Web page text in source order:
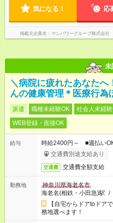
気になる！ 応
掲載元企業名 マンパワーグループ株式会
未
＼病院に疲れたあなたへ
んの健康管理＊医療行為
派遣 職種未経験OK 社会人未経
WEB登録・面接OK
給与
時給2400円～ ■週払い
交通費別途支給あり
交通費 交通費全額支給
勤務地
神奈川県海老名市
海老名(相鉄・小田急)駅 /
【自宅からドアtoドア
務地選べます！